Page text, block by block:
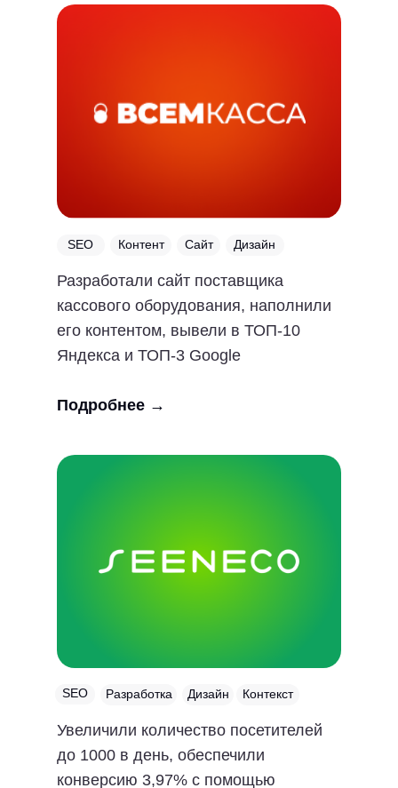
Увеличили количество посетителей
до 1000 в день, обеспечили
конверсию 3,97% с помощью
SEO Разработка Дизайн Контекст
Разработали сайт поставщика
кассового оборудования, наполнили
его контентом, вывели в ТОП-10
Яндекса и ТОП-3 Google
Подробнее →
SEO Контент Сайт Дизайн